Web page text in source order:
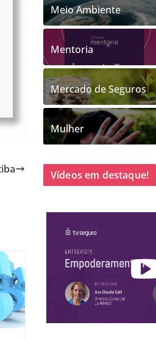
Meio Ambiente
Mentoria
Mercado de Seguros
Mulher
Vídeos em destaque!